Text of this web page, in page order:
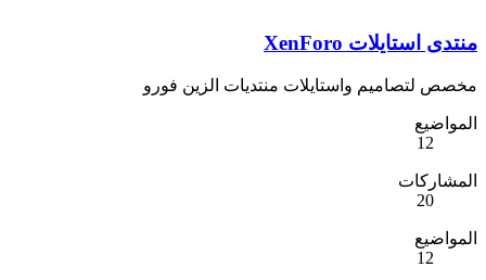
منتدى استايلات XenForo
مخصص لتصاميم واستايلات منتديات الزين فورو
المواضيع
12
المشاركات
20
المواضيع
12